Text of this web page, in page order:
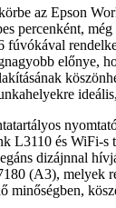
az Epson
percenként,
fúvókával
előnye,
L3110 és WiFi-
dizájnnal
(A3), melyek
minőségben,